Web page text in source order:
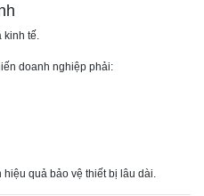
kinh tế.
doanh nghiệp phải:
quả bảo vệ thiết bị lâu dài.